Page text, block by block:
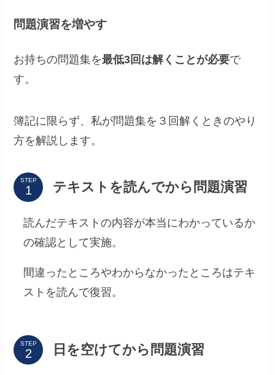
問題演習を増やす
お持ちの問題集を最低3回は解くことが必要で
す。
簿記に限らず、私が問題集を３回解くときのやり
方を解説します。
STEP テキストを読んでから問題演習
読んだテキストの内容が本当にわかっているか
の確認として実施。
間違ったところやわからなかったところはテキ
ストを読んで復習。
STEP 日を空けてから問題演習